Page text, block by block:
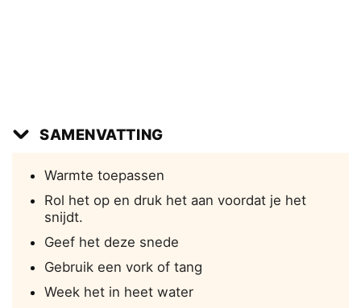
SAMENVATTING
Warmte toepassen
Rol het op en druk het aan voordat je het
snijdt.
Geef het deze snede
Gebruik een vork of tang
Week het in heet water